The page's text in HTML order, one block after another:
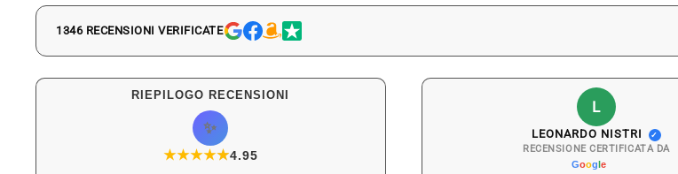
1346 RECENSIONI VERIFICATE
RIEPILOGO RECENSIONI
✨
★★★★★
★4.95
L
LEONARDO NISTRI ✓
RECENSIONE CERTIFICATA DA